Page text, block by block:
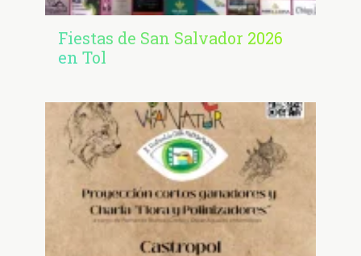
Fiestas de San Salvador 2026
en Tol